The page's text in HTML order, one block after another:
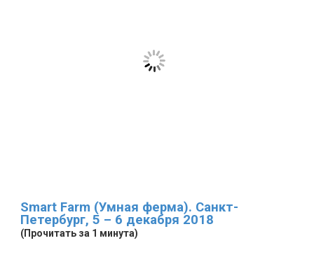
Smart Farm (Умная ферма). Санкт-
Петербург, 5 – 6 декабря 2018
(Прочитать за 1 минута)